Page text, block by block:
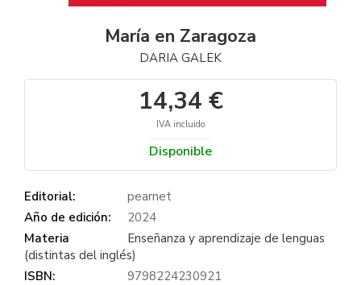
María en Zaragoza
DARIA GALEK
14,34 €
IVA incluido
Disponible
Editorial:
pearnet
Año de edición:
2024
Materia
Enseñanza y aprendizaje de lenguas
(distintas del inglés)
ISBN:
9798224230921